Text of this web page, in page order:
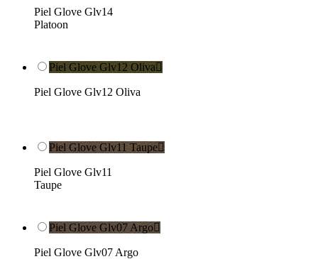
Piel Glove Glv14
Platoon
Piel Glove Glv12 Oliva
Piel Glove Glv12 Oliva
Piel Glove Glv11 Taupe
Piel Glove Glv11
Taupe
Piel Glove Glv07 Argo
Piel Glove Glv07 Argo